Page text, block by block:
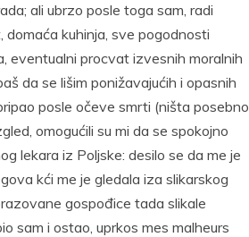
ali ubrzo posle toga sam, radi
kuhinja, sve pogodnosti
eventualni procvat izvesnih moralnih
da se lišim ponižavajućih i opasnih
posle očeve smrti (ništa posebno
omogućili su mi da se spokojno
lekara iz Poljske: desilo se da me je
kći me je gledala iza slikarskog
gospođice tada slikale
sam i ostao, uprkos mes malheurs